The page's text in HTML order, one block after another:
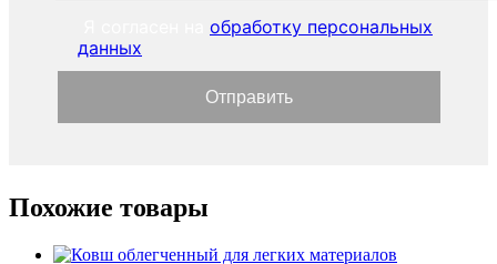
обработку персональных
данных
Похожие товары